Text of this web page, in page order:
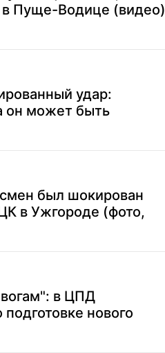
в Пуще-Водице (видео)
удар:
он может быть
был шокирован
в Ужгороде (фото,
в ЦПД
нового